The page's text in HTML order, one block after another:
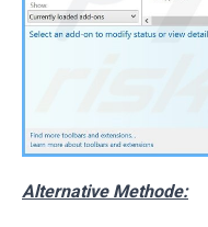
Alternative Methode: